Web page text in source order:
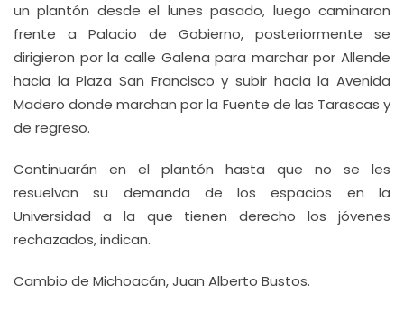
un plantón desde el lunes pasado, luego caminaron
frente a Palacio de Gobierno, posteriormente se
dirigieron por la calle Galena para marchar por Allende
hacia la Plaza San Francisco y subir hacia la Avenida
Madero donde marchan por la Fuente de las Tarascas y
de regreso.
Continuarán en el plantón hasta que no se les
resuelvan su demanda de los espacios en la
Universidad a la que tienen derecho los jóvenes
rechazados, indican.
Cambio de Michoacán, Juan Alberto Bustos.